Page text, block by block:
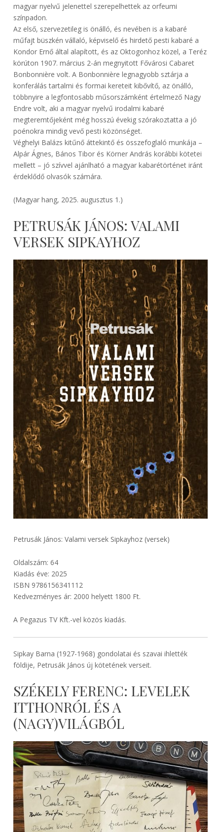
magyar nyelvű jelenettel szerepelhettek az orfeumi
színpadon.
Az első, szervezetileg is önálló, és nevében is a kabaré
műfajt büszkén vállaló, képviselő és hirdető pesti kabaré a
Kondor Ernő által alapított, és az Oktogonhoz közel, a Teréz
körúton 1907. március 2-án megnyitott Fővárosi Cabaret
Bonbonnière volt. A Bonbonnière legnagyobb sztárja a
konferálás tartalmi és formai kereteit kibővítő, az önálló,
többnyire a legfontosabb műsorszámként értelmező Nagy
Endre volt, aki a magyar nyelvű irodalmi kabaré
megteremtőjeként még hosszú évekig szórakoztatta a jó
poénokra mindig vevő pesti közönséget.
Véghelyi Balázs kitűnő áttekintő és összefoglaló munkája –
Alpár Ágnes, Bános Tibor és Körner András korábbi kötetei
mellett – jó szívvel ajánlható a magyar kabarétörténet iránt
érdeklődő olvasók számára.
(Magyar hang, 2025. augusztus 1.)
PETRUSÁK JÁNOS: VALAMI
VERSEK SIPKAYHOZ
Petrusák János: Valami versek Sipkayhoz (versek)
Oldalszám: 64
Kiadás éve: 2025
ISBN 9786156341112
Kedvezményes ár: 2000 helyett 1800 Ft.
A Pegazus TV Kft.-vel közös kiadás.
Sipkay Barna (1927-1968) gondolatai és szavai ihlették
földije, Petrusák János új kötetének verseit.
SZÉKELY FERENC: LEVELEK
ITTHONRÓL ÉS A
(NAGY)VILÁGBÓL